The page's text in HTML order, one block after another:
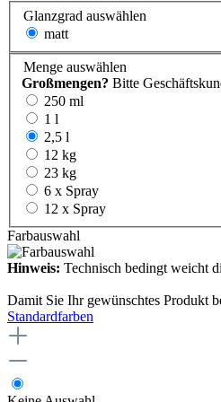
Glanzgrad auswählen
matt
Menge auswählen
Großmengen? Bitte
250 ml
1 l
2,5 l
12 kg
23 kg
6 x Spray
12 x Spray
Farbauswahl
Hinweis: Technisch bedingt weicht
Damit Sie Ihr gewünschtes Produkt
Standardfarben